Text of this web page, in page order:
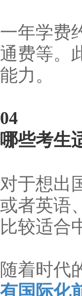
一年学费
通费等。
能力。
04
哪些考生
对于想出
或者英语
比较适合
随着时代
有国际化